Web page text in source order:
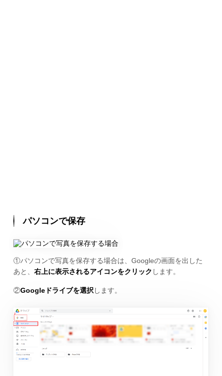
パソコンで保存
①パソコンで写真を保存する場合は、Googleの画面を出した
あと、 右上に表示されるアイコンをクリック します。
②Googleドライブを選択します。